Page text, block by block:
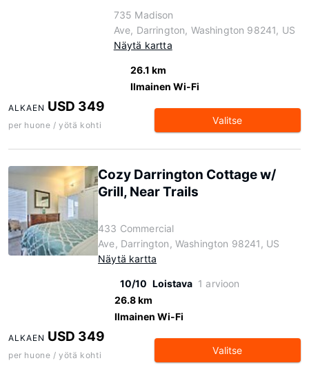
735 Madison
Ave, Darrington, Washington 98241, US
Näytä kartta
26.1 km
Ilmainen Wi-Fi
ALKAEN USD 349
per huone / yötä kohti Valitse
Cozy Darrington Cottage w/
Grill, Near Trails
433 Commercial
Ave, Darrington, Washington 98241, US
Näytä kartta
10/10 Loistava 1 arvioon
26.8 km
Ilmainen Wi-Fi
ALKAEN USD 349
per huone / yötä kohti Valitse